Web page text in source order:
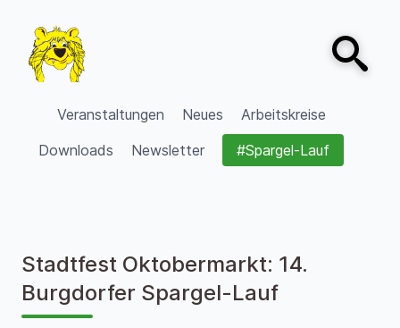
VVV Burgdorf
Veranstaltungen Neues
Arbeitskreise
Downloads
Newsletter #Spargel-Lauf
Open
Stadtfest Oktobermarkt: 14.
Burgdorfer Spargel-Lauf